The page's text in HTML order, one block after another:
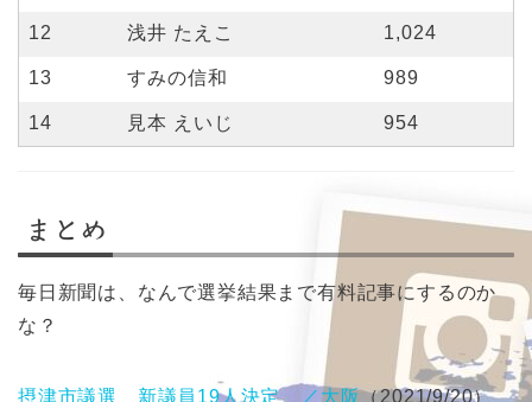
12 浅井 たえこ 1,024
13 すみの信和 989
14 見本 えいじ 954
まとめ
毎日新聞は、なんで選挙結果まで有料記事にするのか
な？
摂津市議選 新議員19人決定 ／大阪（2021/9/20）